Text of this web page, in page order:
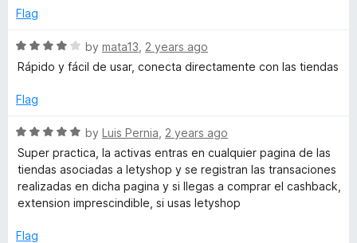
fd
o
u
o
5
Flag
R
a
e
4
o
u
5
by mata13 2 years ago
Rápido y fácil de usar, conecta directamente con las tiendas
Flag
R
a
t
e
d
o
by Luis Pernia 2 years ago
Super practica, la activas entras en cualquier pagina de las
tiendas asociadas a letyshop y se registran las transaciones
realizadas en dicha pagina y si llegas a comprar el cashback,
extension imprescindible, si usas letyshop
Flag